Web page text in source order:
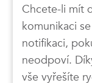
Chcete-li mít
komunikaci
notifikaci,
neodpoví.
vše vyřešíte